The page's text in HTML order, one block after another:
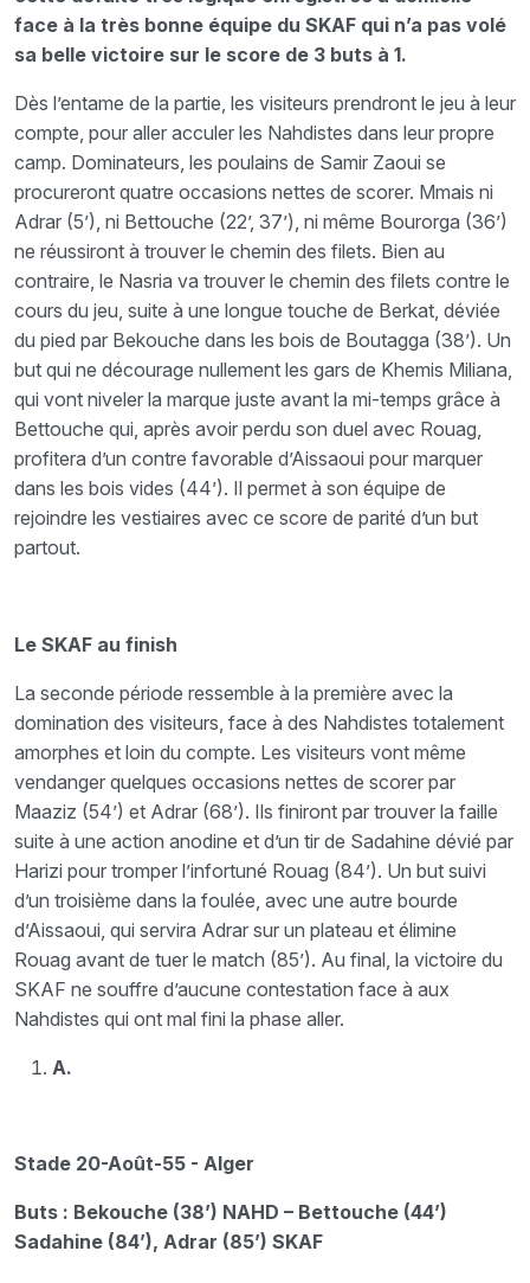
face à la très bonne équipe du SKAF qui n’a pas volé
sa belle victoire sur le score de 3 buts à 1.
Dès l’entame de la partie, les visiteurs prendront le jeu à leur
compte, pour aller acculer les Nahdistes dans leur propre
camp. Dominateurs, les poulains de Samir Zaoui se
procureront quatre occasions nettes de scorer. Mmais ni
Adrar (5’), ni Bettouche (22’, 37’), ni même Bourorga (36’)
ne réussiront à trouver le chemin des filets. Bien au
contraire, le Nasria va trouver le chemin des filets contre le
cours du jeu, suite à une longue touche de Berkat, déviée
du pied par Bekouche dans les bois de Boutagga (38’). Un
but qui ne décourage nullement les gars de Khemis Miliana,
qui vont niveler la marque juste avant la mi-temps grâce à
Bettouche qui, après avoir perdu son duel avec Rouag,
profitera d’un contre favorable d’Aissaoui pour marquer
dans les bois vides (44’). Il permet à son équipe de
rejoindre les vestiaires avec ce score de parité d’un but
partout.
Le SKAF au finish
La seconde période ressemble à la première avec la
domination des visiteurs, face à des Nahdistes totalement
amorphes et loin du compte. Les visiteurs vont même
vendanger quelques occasions nettes de scorer par
Maaziz (54’) et Adrar (68’). Ils finiront par trouver la faille
suite à une action anodine et d’un tir de Sadahine dévié par
Harizi pour tromper l’infortuné Rouag (84’). Un but suivi
d’un troisième dans la foulée, avec une autre bourde
d’Aissaoui, qui servira Adrar sur un plateau et élimine
Rouag avant de tuer le match (85’). Au final, la victoire du
SKAF ne souffre d’aucune contestation face à aux
Nahdistes qui ont mal fini la phase aller.
A.
Stade 20-Août-55 - Alger
Buts : Bekouche (38’) NAHD – Bettouche (44’)
Sadahine (84’), Adrar (85’) SKAF